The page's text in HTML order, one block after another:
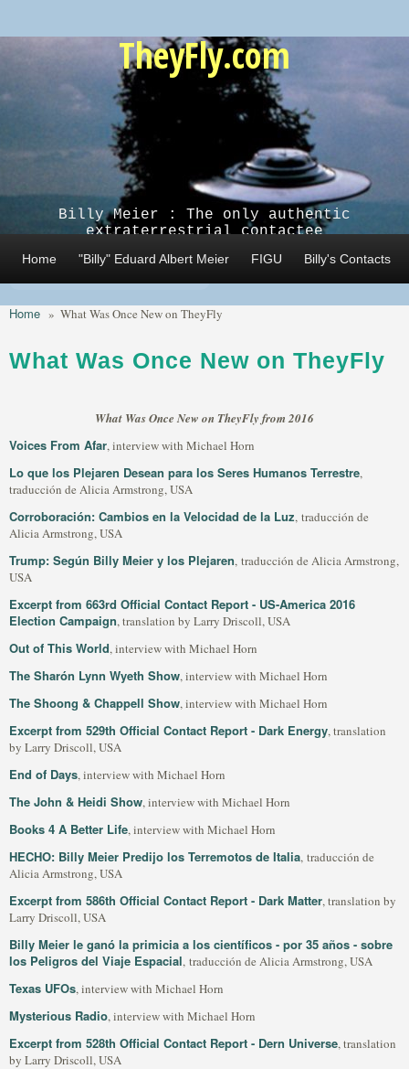
TheyFly.com
Billy Meier : The only authentic
extraterrestrial contactee
Home "Billy" Eduard Albert Meier FIGU Billy's Contacts
Home » What Was Once New on TheyFly
What Was Once New on TheyFly
What Was Once New on TheyFly from 2016
Voices From Afar, interview with Michael Horn
Lo que los Plejaren Desean para los Seres Humanos Terrestre,
traducción de Alicia Armstrong, USA
Corroboración: Cambios en la Velocidad de la Luz, traducción de
Alicia Armstrong, USA
Trump: Según Billy Meier y los Plejaren, traducción de Alicia Armstrong,
USA
Excerpt from 663rd Official Contact Report - US-America 2016
Election Campaign, translation by Larry Driscoll, USA
Out of This World, interview with Michael Horn
The Sharón Lynn Wyeth Show, interview with Michael Horn
The Shoong & Chappell Show, interview with Michael Horn
Excerpt from 529th Official Contact Report - Dark Energy, translation
by Larry Driscoll, USA
End of Days, interview with Michael Horn
The John & Heidi Show, interview with Michael Horn
Books 4 A Better Life, interview with Michael Horn
HECHO: Billy Meier Predijo los Terremotos de Italia, traducción de
Alicia Armstrong, USA
Excerpt from 586th Official Contact Report - Dark Matter, translation by
Larry Driscoll, USA
Billy Meier le ganó la primicia a los científicos - por 35 años - sobre
los Peligros del Viaje Espacial, traducción de Alicia Armstrong, USA
Texas UFOs, interview with Michael Horn
Mysterious Radio, interview with Michael Horn
Excerpt from 528th Official Contact Report - Dern Universe, translation
by Larry Driscoll, USA